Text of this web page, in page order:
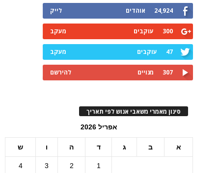
24,924 אוהדים לייק
300 עוקבים מעקב
47 עוקבים מעקב
307 מנויים להירשם
סינון מאמרי משאבי אנוש לפי תאריך
אפריל 2026
א ב ג ד ה ו ש
1
2
3
4